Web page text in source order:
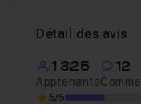
Détail des avis
1 325
Apprenants
12
5/5